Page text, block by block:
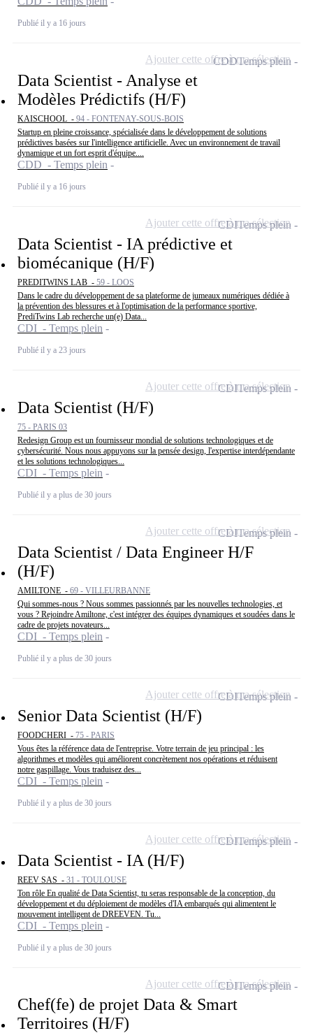
Publié il y a 16 jours
Data Scientist - Analyse et
Modèles Prédictifs (H/F)
KAISCHOOL - 94 - FONTENAY-SOUS-BOIS
Startup en pleine croissance, spécialisée dans le développement de solutions
prédictives basées sur l'intelligence artificielle. Avec un environnement de travail
dynamique et un fort esprit d'équipe....
CDD - Temps plein
Publié il y a 16 jours
CDDTemps plein
Ajouter cette offre à ma sélection
Data Scientist - IA prédictive et
biomécanique (H/F)
PREDITWINS LAB - 59 - LOOS
Dans le cadre du développement de sa plateforme de jumeaux numériques dédiée à
la prévention des blessures et à l'optimisation de la performance sportive,
PrediTwins Lab recherche un(e) Data...
CDI - Temps plein
Publié il y a 23 jours
CDITemps plein
Ajouter cette offre à ma sélection
Data Scientist (H/F)
75 - PARIS 03
Redesign Group est un fournisseur mondial de solutions technologiques et de
cybersécurité. Nous nous appuyons sur la pensée design, l'expertise interdépendante
et les solutions technologiques...
CDI - Temps plein
Publié il y a plus de 30 jours
CDITemps plein
Ajouter cette offre à ma sélection
Data Scientist / Data Engineer H/F
(H/F)
AMILTONE - 69 - VILLEURBANNE
Qui sommes-nous ? Nous sommes passionnés par les nouvelles technologies, et
vous ? Rejoindre Amiltone, c'est intégrer des équipes dynamiques et soudées dans le
cadre de projets novateurs...
CDI - Temps plein
Publié il y a plus de 30 jours
CDITemps plein
Ajouter cette offre à ma sélection
Senior Data Scientist (H/F)
FOODCHERI - 75 - PARIS
Vous êtes la référence data de l'entreprise. Votre terrain de jeu principal : les
algorithmes et modèles qui améliorent concrètement nos opérations et réduisent
notre gaspillage. Vous traduisez des...
CDI - Temps plein
Publié il y a plus de 30 jours
CDITemps plein
Ajouter cette offre à ma sélection
Data Scientist - IA (H/F)
REEV SAS - 31 - TOULOUSE
Ton rôle En qualité de Data Scientist, tu seras responsable de la conception, du
développement et du déploiement de modèles d'IA embarqués qui alimentent le
mouvement intelligent de DREEVEN. Tu...
CDI - Temps plein
Publié il y a plus de 30 jours
CDITemps plein
Ajouter cette offre à ma sélection
Chef(fe) de projet Data & Smart
Territoires (H/F)
CDITemps plein
Ajouter cette offre à ma sélection